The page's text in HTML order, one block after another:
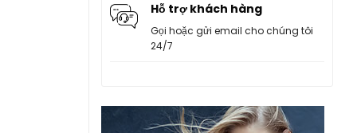
Hỗ trợ khách hàng
Gọi hoặc gửi email cho chúng tôi
24/7